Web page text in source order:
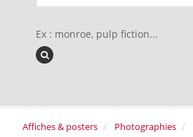
Ex : monroe, pulp fiction...
Affiches & posters Photographies